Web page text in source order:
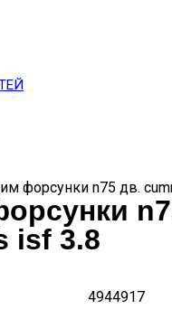
форсунки n75 дв.
isf 3.8
4944917